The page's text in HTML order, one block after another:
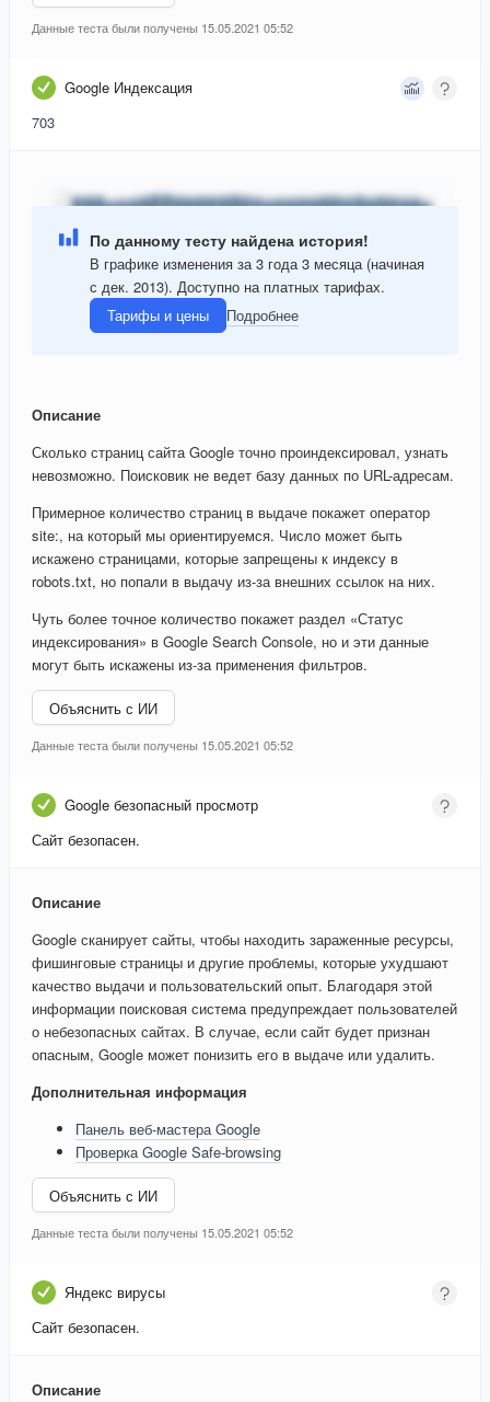
Данные теста были получены 15.05.2021 05:52
Google Индексация
703
По данному тесту найдена история!
В графике изменения за 3 года 3 месяца (начиная
с дек. 2013). Доступно на платных тарифах.
Тарифы и цены
Подробнее
Описание
Сколько страниц сайта Google точно проиндексировал, узнать
невозможно. Поисковик не ведет базу данных по URL-адресам.
Примерное количество страниц в выдаче покажет оператор
site:, на который мы ориентируемся. Число может быть
искажено страницами, которые запрещены к индексу в
robots.txt, но попали в выдачу из-за внешних ссылок на них.
Чуть более точное количество покажет раздел «Статус
индексирования» в Google Search Console, но и эти данные
могут быть искажены из-за применения фильтров.
Объяснить с ИИ
Данные теста были получены 15.05.2021 05:52
Google безопасный просмотр
Сайт безопасен.
Описание
Google сканирует сайты, чтобы находить зараженные ресурсы,
фишинговые страницы и другие проблемы, которые ухудшают
качество выдачи и пользовательский опыт. Благодаря этой
информации поисковая система предупреждает пользователей
о небезопасных сайтах. В случае, если сайт будет признан
опасным, Google может понизить его в выдаче или удалить.
Дополнительная информация
Панель веб-мастера Google
Проверка Google Safe-browsing
Объяснить с ИИ
Данные теста были получены 15.05.2021 05:52
Яндекс вирусы
Сайт безопасен.
Описание